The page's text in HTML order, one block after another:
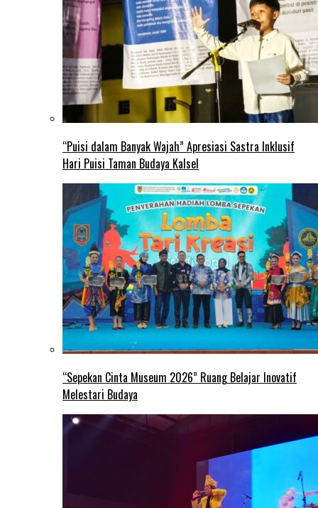
“Puisi dalam Banyak Wajah” Apresiasi Sastra Inklusif
Hari Puisi Taman Budaya Kalsel
“Sepekan Cinta Museum 2026” Ruang Belajar Inovatif
Melestari Budaya